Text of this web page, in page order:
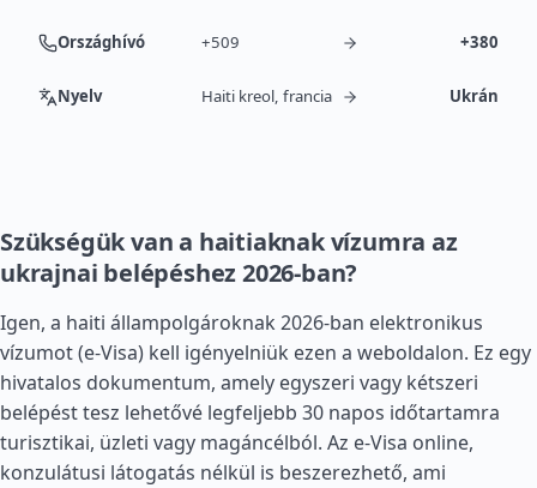
Országhívó +509 +380
Nyelv Haiti kreol, francia Ukrán
Szükségük van a haitiaknak vízumra az
ukrajnai belépéshez 2026-ban?
Igen, a haiti állampolgároknak 2026-ban elektronikus
vízumot (e-Visa) kell igényelniük ezen a weboldalon. Ez egy
hivatalos dokumentum, amely egyszeri vagy kétszeri
belépést tesz lehetővé legfeljebb 30 napos időtartamra
turisztikai, üzleti vagy magáncélból. Az e-Visa online,
konzulátusi látogatás nélkül is beszerezhető, ami